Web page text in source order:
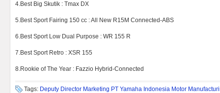
4.Best Big Skutik : Tmax DX
5.Best Sport Fairing 150 cc : All New R15M Connected-ABS
6.Best Sport Low Dual Purpose : WR 155 R
7.Best Sport Retro : XSR 155
8.Rookie of The Year : Fazzio Hybrid-Connected
Tags: Deputy Director Marketing PT Yamaha Indonesia Motor